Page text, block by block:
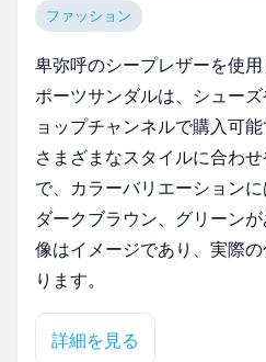
ファッション
卑弥呼のシープレザーを使
ポーツサンダルは、シュー
ョップチャンネルで購入可
さまざまなスタイルに合わ
で、カラーバリエーションに
ダークブラウン、グリーン
像はイメージであり、実際
ります。
詳細を見る